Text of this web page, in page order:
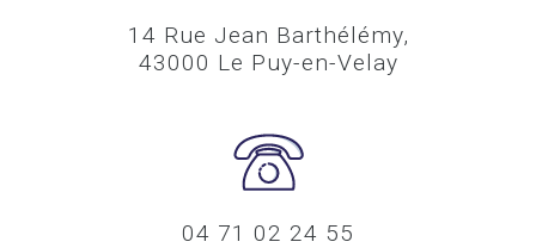
14 Rue Jean Barthélémy,
43000 Le Puy-en-Velay
04 71 02 24 55